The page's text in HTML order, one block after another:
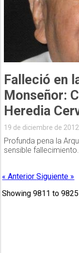
Falleció en
Monseñor:
Heredia
19 de diciembre de 2012
Profunda pena la
sensible fallecimiento.
« AnteriorSiguiente »
Showing9811 to9825